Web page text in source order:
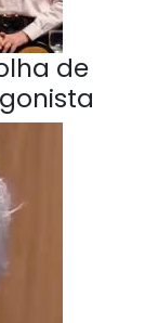
de